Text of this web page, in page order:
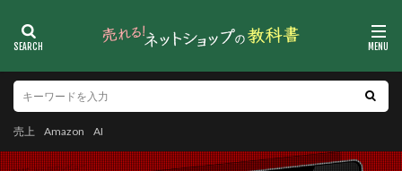
売上 Amazon AI